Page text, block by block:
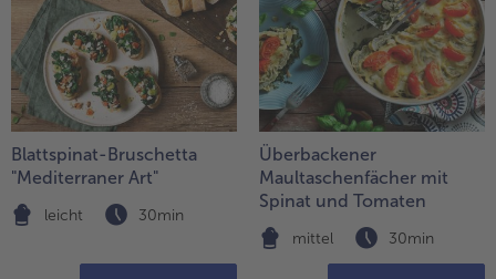
Blattspinat-Bruschetta
"Mediterraner Art"
leicht 30min
Überbackener
Maultaschenfächer mit
Spinat und Tomaten
mittel 30min